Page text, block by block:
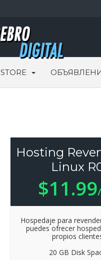
STORE
Hosting
Linux
$11.99
Hospedaje para
puedes ofrecer
propios
20 GB Disk